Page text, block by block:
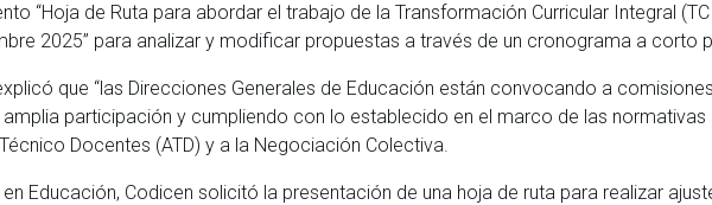
“Hoja de Ruta para abordar el trabajo de la Transformación Curricular Integral
2025” para analizar y modificar propuestas a través de un cronograma a corto
que “las Direcciones Generales de Educación están convocando a
participación y cumpliendo con lo establecido en el marco de las normativas
Docentes (ATD) y a la Negociación Colectiva.
Educación, Codicen solicitó la presentación de una hoja de ruta para realizar